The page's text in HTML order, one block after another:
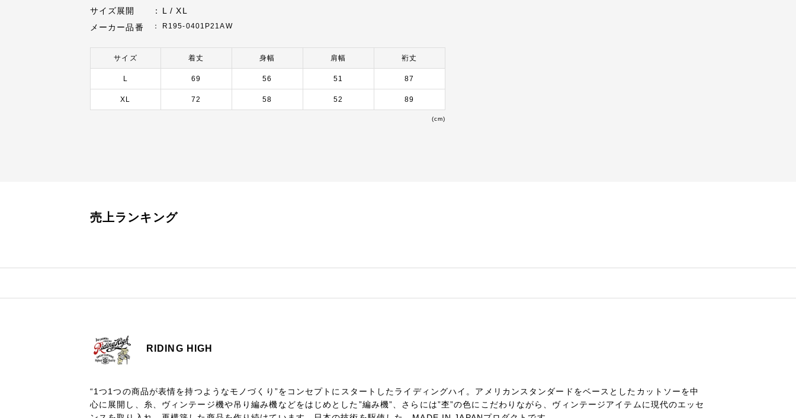
サイズ展開
L / XL
メーカー品番
R195-0401P21AW
サイズ 着丈 身幅 肩幅 裄丈
L 69 56 51 87
XL 72 58 52 89
(cm)
売上ランキング
RIDING HIGH
“1つ1つの商品が表情を持つようなモノづくり”をコンセプトにスタートしたライディングハイ。アメリカンスタンダードをベースとしたカットソーを中
心に展開し、糸、ヴィンテージ機や吊り編み機などをはじめとした”編み機”、さらには”杢”の色にこだわりながら、ヴィンテージアイテムに現代のエッセ